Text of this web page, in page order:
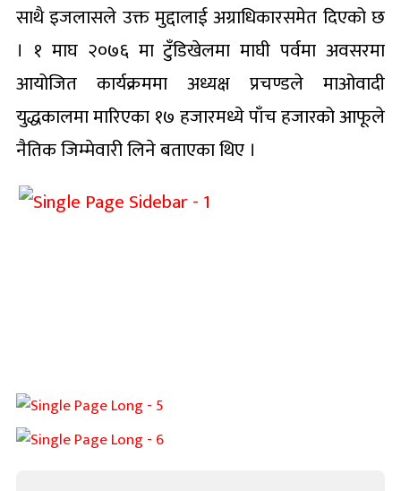
साथै इजलासले उक्त मुद्दालाई अग्राधिकारसमेत दिएको छ
। १ माघ २०७६ मा टुँडिखेलमा माघी पर्वमा अवसरमा
आयोजित कार्यक्रममा अध्यक्ष प्रचण्डले माओवादी
युद्धकालमा मारिएका १७ हजारमध्ये पाँच हजारको आफूले
नैतिक जिम्मेवारी लिने बताएका थिए ।